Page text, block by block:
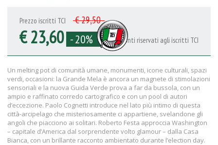
Prezzo iscritti TCI € 29,50
€ 23,60 - 20% Sconti riservati agli iscritti TCI
Un melting pot di comunità umane, monumenti, icone culturali, spazi
verdi, occasioni: la Grande Mela è ancora un magnete di stimolazioni
sensoriali e la nuova Guida Verde prova a far da bussola, con un
ampio e raffinato corredo cartografico e con un pool di autori
d’eccezione. Paolo Cognetti introduce nel lato più intimo di questa
città-arcipelago che misteriosamente ci appartiene, svelandone gli
angoli che piacciono ai solitari. Roberto Festa approccia Washington
– capitale d’America dal sorprendente volto glamour – dalla Casa
Bianca, con un brillante racconto ambientato durante l’election day.